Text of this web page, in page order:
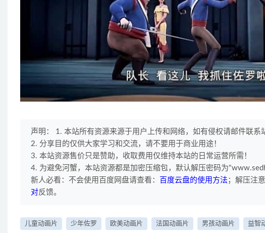
声明： 1. 本站所有资源来源于用户上传和网络，如有侵权请邮件联系
2. 分享目的仅供大家学习和交流，请不要用于商业用途！
3. 本站资源售价只是赞助，收取费用仅维持本站的日常运营所需！
4. 为避免河蟹，本站资源都是加密压缩包，默认解压密码为
新人必看：不会使用百度网盘请查看：
百度云盘的使用方法 ；解压注
对反馈。
儿童动画片 少年佐罗 欧美动画片 法国动画片 男孩动画片 益智